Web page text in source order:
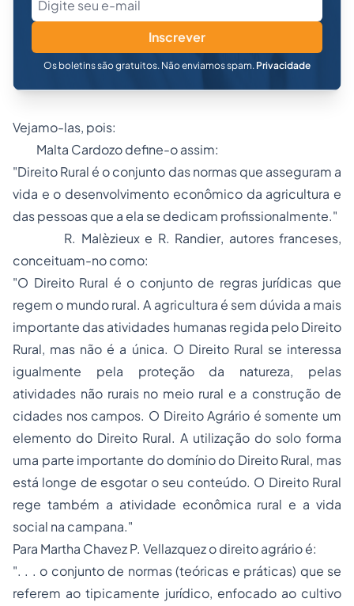
Inscrever
Os boletins são gratuitos. Não enviamos spam. Privacidade
Vejamo-las, pois:
Malta Cardozodefine-o assim:
"Direito Rural é o conjunto das normas que asseguram a
vida e o desenvolvimento econômico da agricultura e
das pessoas que a ela se dedicam profissionalmente."
R. Malèzieux e R. Randier, autores franceses,
conceituam-no como:
"O Direito Rural é o conjunto de regras jurídicas que
regem o mundo rural. A agricultura é sem dúvida a mais
importante das atividades humanas regida pelo Direito
Rural, mas não é a única. O Direito Rural se interessa
igualmente pela proteção da natureza, pelas
atividades não rurais no meio rural e a construção de
cidades nos campos. O Direito Agrário é somente um
elemento do Direito Rural. A utilização do solo forma
uma parte importante do domínio do Direito Rural, mas
está longe de esgotar o seu conteúdo. O Direito Rural
rege também a atividade econômica rural e a vida
social na campana."
Para Martha Chavez P. Vellazquezo direito agrário é:
". . . o conjunto de normas (teóricas e práticas) que se
referem ao tipicamente jurídico, enfocado ao cultivo